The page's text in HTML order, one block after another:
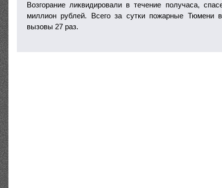
Возгорание ликвидировали в течение получаса,
миллион рублей. Всего за сутки пожарные Тюмени
вызовы 27 раз.